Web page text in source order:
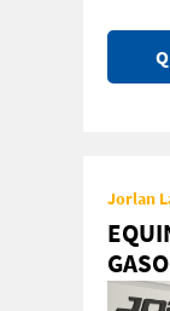
Jorlan